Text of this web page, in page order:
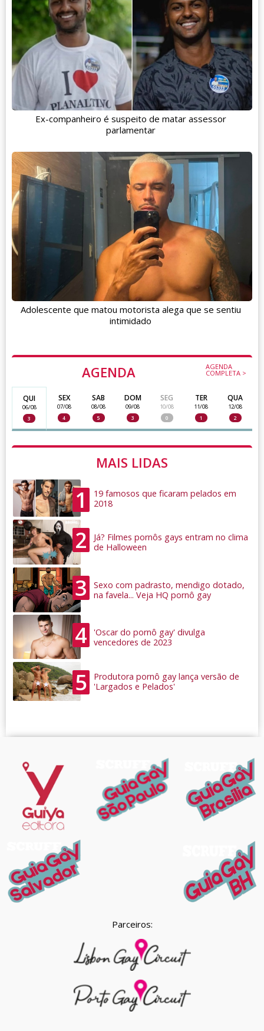
AGENDA AGENDA
COMPLETA >
QUI
06/08
3
SEX
07/08
4
SAB
08/08
5
DOM
09/08
3
SEG
10/08
0
TER
11/08
1
QUA
12/08
2
MAIS LIDAS
1
19 famosos que ficaram pelados em
2018
2
Já? Filmes pornôs gays entram no clima
de Halloween
3
Sexo com padrasto, mendigo dotado,
na favela... Veja HQ pornô gay
4
'Oscar do pornô gay' divulga
vencedores de 2023
5
Produtora pornô gay lança versão de
'Largados e Pelados'
Ex-companheiro é suspeito de matar assessor
parlamentar
Adolescente que matou motorista alega que se sentiu
intimidado
Parceiros: